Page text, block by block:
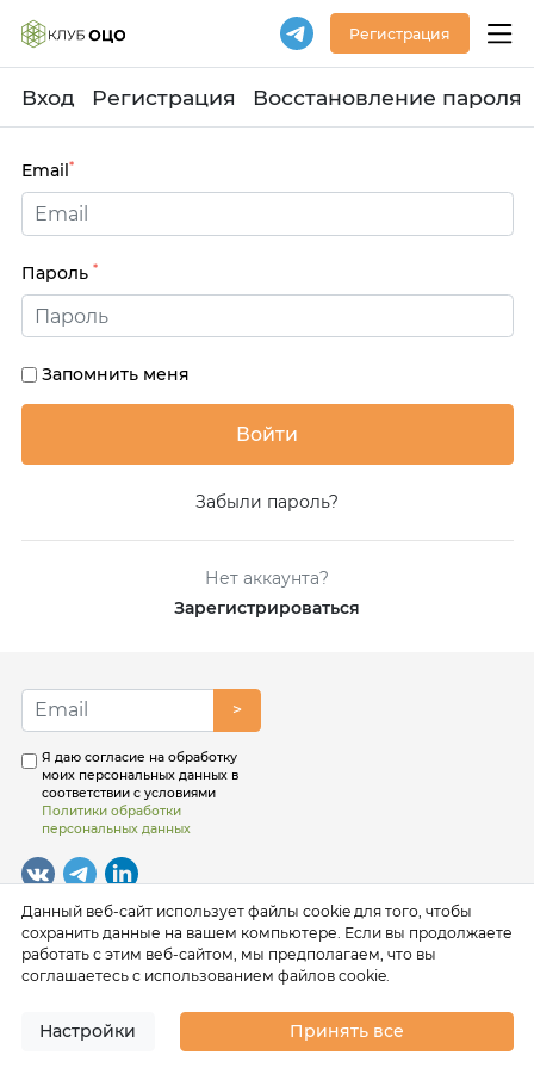
Регистрация
Вход Регистрация Восстановление пароля
Email*
Пароль *
Запомнить меня
Забыли пароль?
Нет аккаунта?
Зарегистрироваться
>
Я даю согласие на обработку
моих персональных данных в
соответствии с условиями
Политики обработки
персональных данных
Данный веб-сайт использует файлы cookie для того, чтобы
сохранить данные на вашем компьютере. Если вы продолжаете
работать с этим веб-сайтом, мы предполагаем, что вы
соглашаетесь с использованием файлов cookie.
Настройки Принять все